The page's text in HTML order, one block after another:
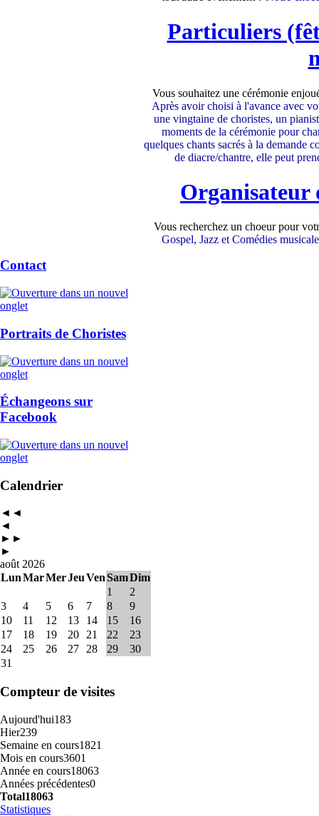
Particuliers
Vous souhaitez une cérémonie
Après avoir choisi à l'avance avec
une vingtaine de choristes, un
moments de la cérémonie pour
quelques chants sacrés à la demande
de diacre/chantre, elle peut
Organisateur
Vous recherchez un choeur pour
Gospel, Jazz et Comédies
Contact
Portraits de Choristes
Échangeons sur
Facebook
Calendrier
◄◄
◄
►►
►
août 2026
LunMarMerJeuVenSamDim
1
2
3
4 5 6 7 8
9
10
11 12 13 14 15
16
17
18 19 20 21 22
23
24
25 26 27 28 29
30
31
Compteur de visites
Aujourd'hui183
Hier239
Semaine en cours1821
Mois en cours3601
Année en cours18063
Années précédentes0
Total18063
Statistiques